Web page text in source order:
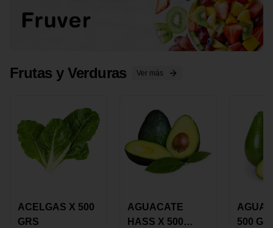
Frutas y Verduras Ver más
ACELGAS X 500
GRS
AGUACATE
HASS X 500
500